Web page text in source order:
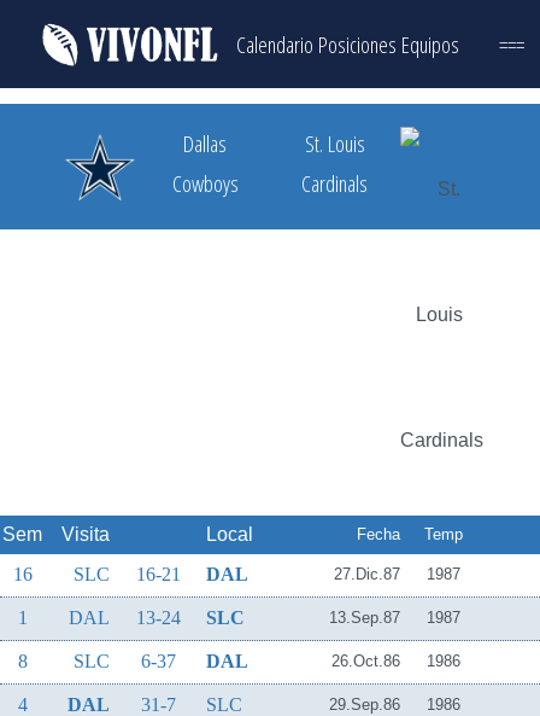
Calendario Posiciones Equipos ===
Dallas
Cowboys
St. Louis
Cardinals
Sem Visita Local Fecha Temp
16 SLC 16-21 DAL 27.Dic.87 1987
1 DAL 13-24 SLC 13.Sep.87 1987
8 SLC 6-37 DAL 26.Oct.86 1986
4 DAL 31-7 SLC 29.Sep.86 1986